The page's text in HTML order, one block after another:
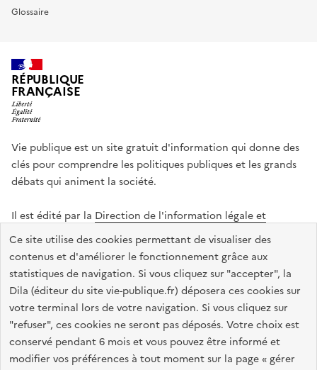
Ce site utilise des cookies permettant de visualiser des
contenus et d'améliorer le fonctionnement grâce aux
statistiques de navigation. Si vous cliquez sur "accepter", la
Dila (éditeur du site vie-publique.fr) déposera ces cookies sur
votre terminal lors de votre navigation. Si vous cliquez sur
"refuser", ces cookies ne seront pas déposés. Votre choix est
conservé pendant 6 mois et vous pouvez être informé et
modifier vos préférences à tout moment sur la page « gérer
Glossaire
RÉPUBLIQUE
FRANÇAISE
Vie publique est un site gratuit d'information qui donne des
clés pour comprendre les politiques publiques et les grands
débats qui animent la société.
Il est édité par la Direction de l'information légale et
administrative
legifrance.gouv.fr info.gouv.fr
data.gouv.fr
service-public.gouv.fr
Accessibilité : totalement conforme Données personnelles